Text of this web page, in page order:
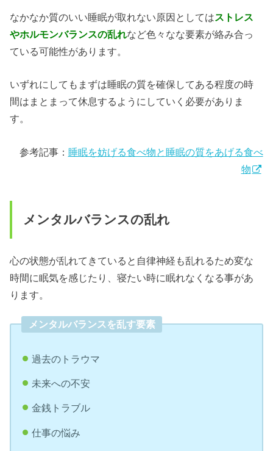
なかなか質のいい睡眠が取れない原因としてはストレス
やホルモンバランスの乱れなど色々なな要素が絡み合っ
ている可能性があります。
いずれにしてもまずは睡眠の質を確保してある程度の時
間はまとまって休息するようにしていく必要がありま
す。
参考記事： 睡眠を妨げる食べ物と睡眠の質をあげる食べ
物
メンタルバランスの乱れ
心の状態が乱れてきていると自律神経も乱れるため変な
時間に眠気を感じたり、寝たい時に眠れなくなる事があ
ります。
メンタルバランスを乱す要素
過去のトラウマ
未来への不安
金銭トラブル
仕事の悩み